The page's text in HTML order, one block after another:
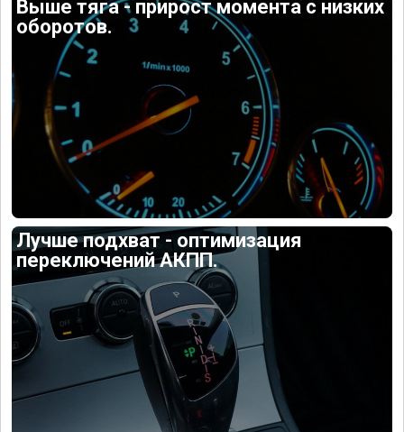
Выше тяга - прирост момента с низких
оборотов.
Лучше подхват - оптимизация
переключений АКПП.